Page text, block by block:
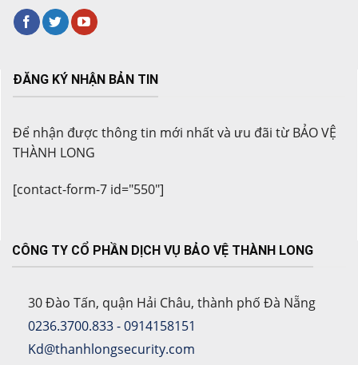
ĐĂNG KÝ NHẬN BẢN TIN
Để nhận được thông tin mới nhất và ưu đãi từ BẢO VỆ
THÀNH LONG
[contact-form-7 id="550"]
CÔNG TY CỔ PHẦN DỊCH VỤ BẢO VỆ THÀNH LONG
30 Đào Tấn, quận Hải Châu, thành phố Đà Nẵng
0236.3700.833 - 0914158151
Kd@thanhlongsecurity.com